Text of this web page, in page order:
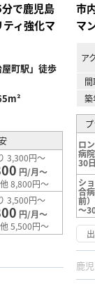
で鹿児島
ィ強化マ
町駅」徒歩
3,300円～
円/月～
8,800円～
3,500円～
円/月～
5,500円～
市
マ
ア
間
築
ロ
病
30
シ
合
前）
～
鹿